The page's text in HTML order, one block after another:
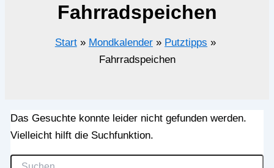
Fahrradspeichen
Start Mondkalender
Putztipps
Fahrradspeichen
Das Gesuchte konnte leider nicht gefunden werden.
Vielleicht hilft die Suchfunktion.
Suchen